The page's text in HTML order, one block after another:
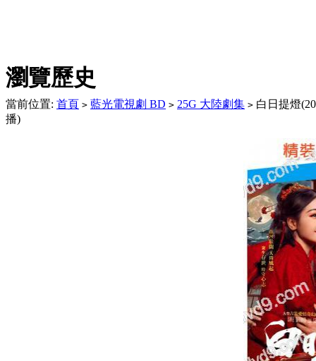
瀏覽歷史
當前位置: 首頁 > 藍光電視劇 BD > 25G 大陸劇集 > 白日提燈
播)